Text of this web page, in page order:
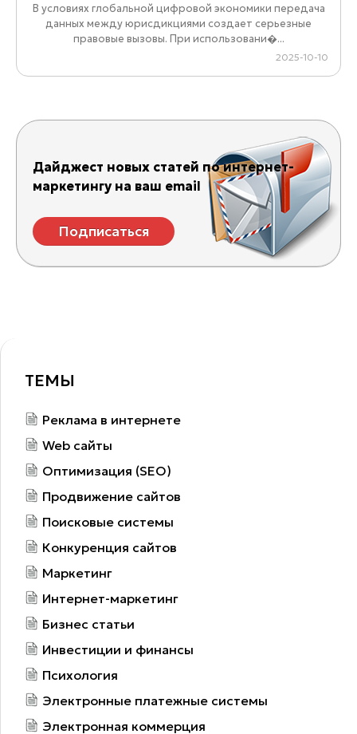
В условиях глобальной цифровой экономики передача
данных между юрисдикциями создает серьезные
правовые вызовы. При использовани�...
2025-10-10
Дайджест новых статей по интернет-
маркетингу на ваш email
Подписаться
ТЕМЫ
Реклама в интернете
Web сайты
Оптимизация (SEO)
Продвижение сайтов
Поисковые системы
Конкуренция сайтов
Маркетинг
Интернет-маркетинг
Бизнес статьи
Инвестиции и финансы
Психология
Электронные платежные системы
Электронная коммерция